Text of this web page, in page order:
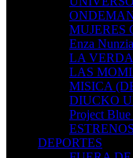
MUJERES
Enza
LA
LAS
MISICA
DIUCKO
Project
ESTRENOS
DEPORTES